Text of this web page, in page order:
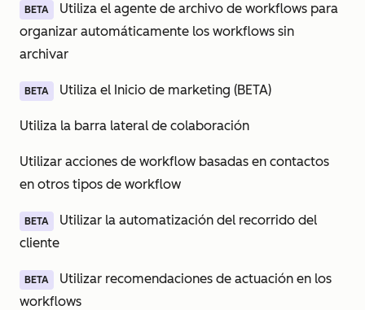
BETA
Utiliza el agente de archivo de workflows para
organizar automáticamente los workflows sin
archivar
BETA Utiliza el Inicio de marketing (BETA)
Utiliza la barra lateral de colaboración
Utilizar acciones de workflow basadas en contactos
en otros tipos de workflow
BETA
Utilizar la automatización del recorrido del
cliente
BETA
Utilizar recomendaciones de actuación en los
workflows